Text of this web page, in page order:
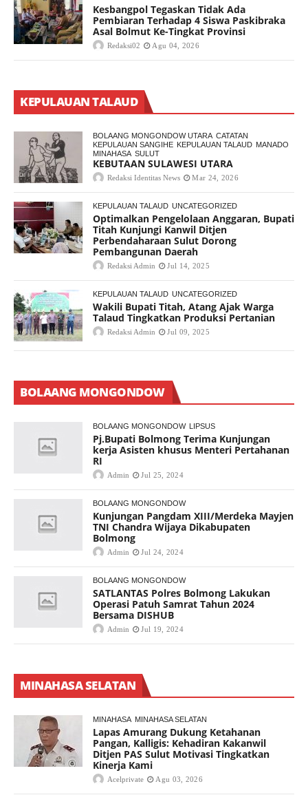
Kesbangpol Tegaskan Tidak Ada
Pembiaran Terhadap 4 Siswa Paskibraka
Asal Bolmut Ke-Tingkat Provinsi
Redaksi02 Agu 04, 2026
KEPULAUAN TALAUD
BOLAANG MONGONDOW UTARA CATATAN
KEPULAUAN SANGIHE KEPULAUAN TALAUD MANADO
MINAHASA SULUT
KEBUTAAN SULAWESI UTARA
Redaksi Identitas News Mar 24, 2026
KEPULAUAN TALAUD UNCATEGORIZED
Optimalkan Pengelolaan Anggaran, Bupati
Titah Kunjungi Kanwil Ditjen
Perbendaharaan Sulut Dorong
Pembangunan Daerah
Redaksi Admin Jul 14, 2025
KEPULAUAN TALAUD UNCATEGORIZED
Wakili Bupati Titah, Atang Ajak Warga
Talaud Tingkatkan Produksi Pertanian
Redaksi Admin Jul 09, 2025
BOLAANG MONGONDOW
BOLAANG MONGONDOW LIPSUS
Pj.Bupati Bolmong Terima Kunjungan
kerja Asisten khusus Menteri Pertahanan
RI
Admin Jul 25, 2024
BOLAANG MONGONDOW
Kunjungan Pangdam XIII/Merdeka Mayjen
TNI Chandra Wijaya Dikabupaten
Bolmong
Admin Jul 24, 2024
BOLAANG MONGONDOW
SATLANTAS Polres Bolmong Lakukan
Operasi Patuh Samrat Tahun 2024
Bersama DISHUB
Admin Jul 19, 2024
MINAHASA SELATAN
MINAHASA MINAHASA SELATAN
Lapas Amurang Dukung Ketahanan
Pangan, Kalligis: Kehadiran Kakanwil
Ditjen PAS Sulut Motivasi Tingkatkan
Kinerja Kami
Acelprivate Agu 03, 2026